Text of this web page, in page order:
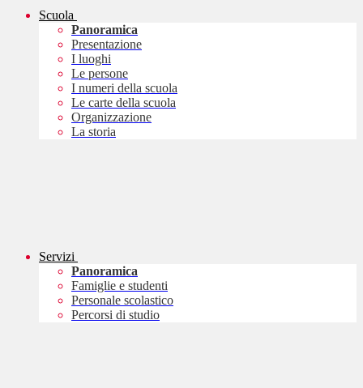
Scuola
Panoramica
Presentazione
I luoghi
Le persone
I numeri della scuola
Le carte della scuola
Organizzazione
La storia
Servizi
Panoramica
Famiglie e studenti
Personale scolastico
Percorsi di studio